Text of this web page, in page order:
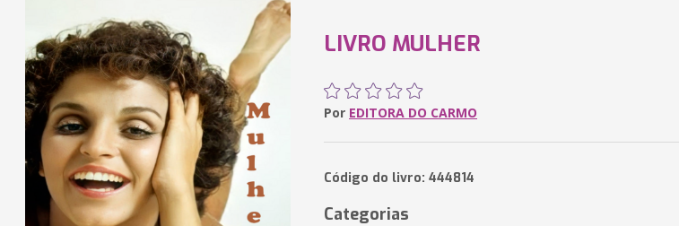
LIVRO MULHER
Por EDITORA DO CARMO
Código do livro: 444814
Categorias